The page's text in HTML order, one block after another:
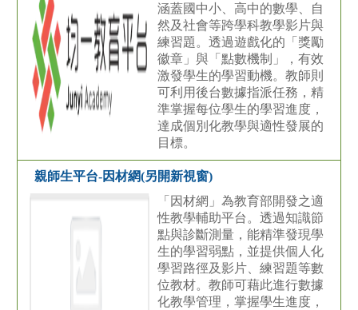
涵蓋國中小、高中的數學、自
然及社會等跨學科教學影片與
練習題。透過遊戲化的「獎勵
徽章」與「點數機制」，有效
激發學生的學習動機。教師則
可利用後台數據指派任務，精
準掌握每位學生的學習進度，
達成個別化教學與適性發展的
目標。
親師生平台-因材網(另開新視窗)
「因材網」為教育部開發之適
性教學輔助平台。透過知識節
點與診斷測量，能精準發現學
生的學習弱點，並提供個人化
學習路徑及影片、練習題等數
位教材。教師可藉此進行數據
化教學管理，掌握學生進度，